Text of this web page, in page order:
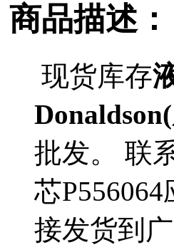
商品描述：
现货库存
批发。 联
芯
接发货到